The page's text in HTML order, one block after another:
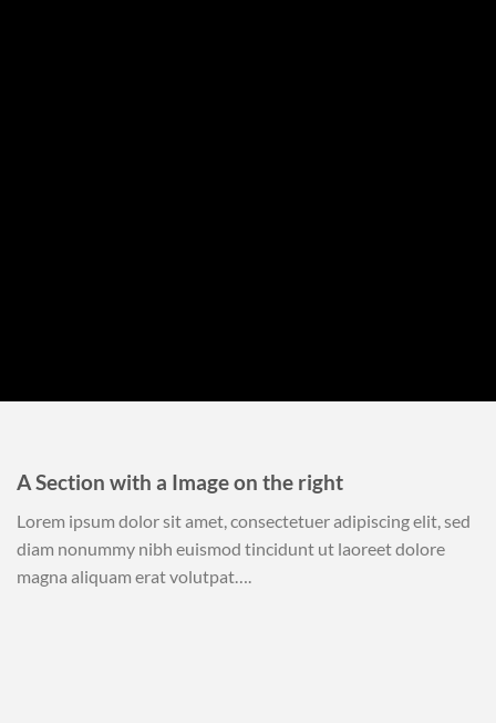
A Section with a Image on the right
Lorem ipsum dolor sit amet, consectetuer adipiscing elit, sed
diam nonummy nibh euismod tincidunt ut laoreet dolore
magna aliquam erat volutpat….